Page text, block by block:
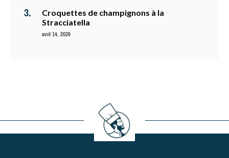
Croquettes de champignons à la
Stracciatella
avril 14, 2026